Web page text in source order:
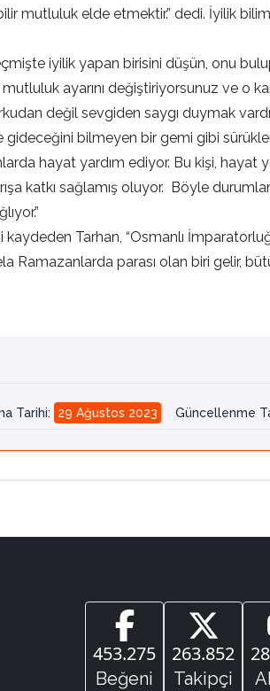
mutluluk elde etmektir.” dedi. İyilik
iyilik yapan birisini düşün, onu
ayarını değiştiriyorsunuz ve o
değil sevgiden saygı duymak
gideceğini bilmeyen bir gemi gibi
hayat yardım ediyor. Bu kişi,
katkı sağlamış oluyor. Böyle
Tarhan, “Osmanlı
Ramazanlarda parası olan biri gelir,
Tarihi: 29 Ağustos 2023 Güncellenme
453.275
Beğeni
263.852
Takipçi